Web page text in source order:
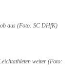
aus (Foto: SC DHfK)
weiter (Foto: